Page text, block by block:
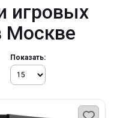
игровых
Москве
Показать: